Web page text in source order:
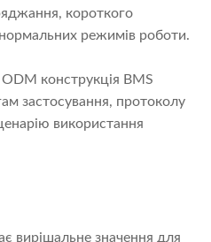
короткого
режимів роботи.
конструкція BMS
застосування, протоколу
використання
вирішальне значення для